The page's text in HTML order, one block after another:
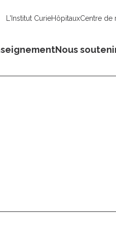
L'Institut CurieHôpitauxCentre de
Nous